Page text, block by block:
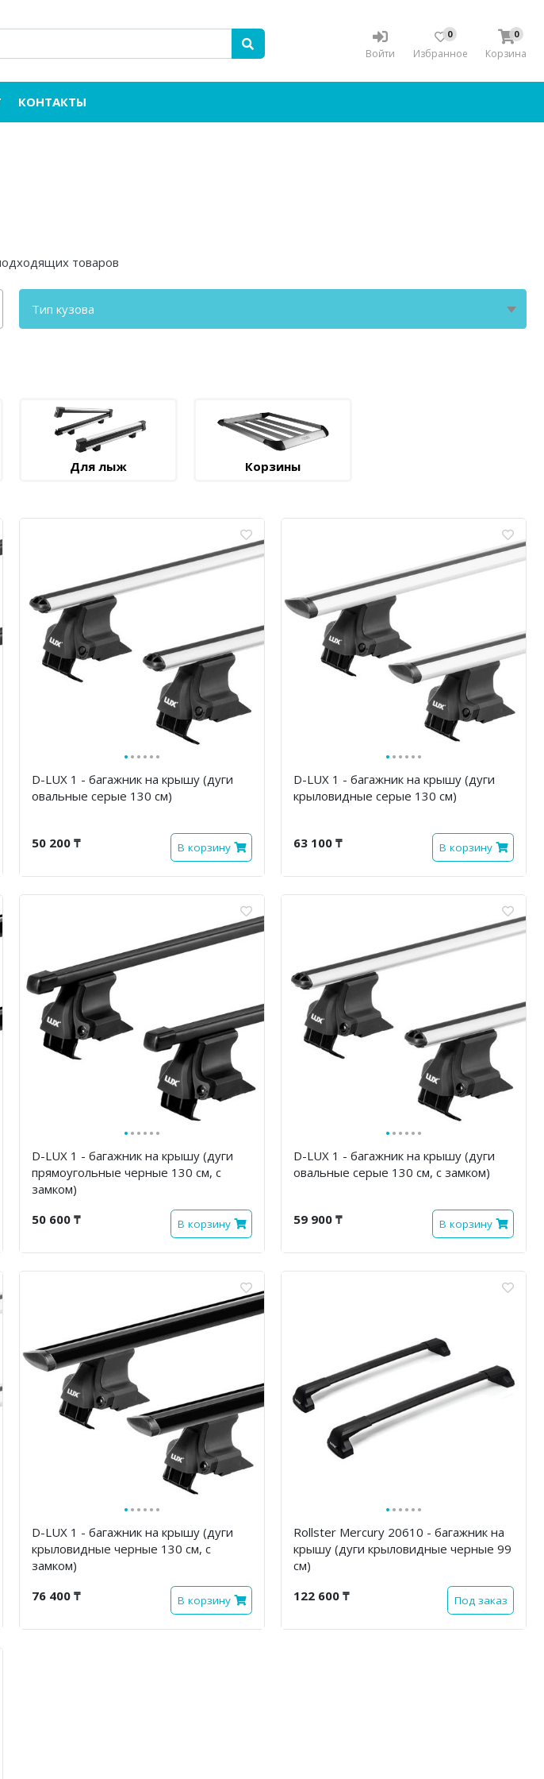
Войти
0
Избранное
0
Корзина
КОНТАКТЫ
товаров
Тип кузова
Для лыж Корзины
······
D-LUX 1 - багажник на крышу (дуги
овальные серые 130 см)
50 200 ₸ В корзину
······
D-LUX 1 - багажник на крышу (дуги
крыловидные серые 130 см)
63 100 ₸ В корзину
······
D-LUX 1 - багажник на крышу (дуги
прямоугольные черные 130 см, с
замком)
50 600 ₸
В корзину
······
D-LUX 1 - багажник на крышу (дуги
овальные серые 130 см, с замком)
59 900 ₸ В корзину
······
D-LUX 1 - багажник на крышу (дуги
крыловидные черные 130 см, с
замком)
76 400 ₸
В корзину
······
Rollster Mercury 20610 - багажник на
крышу (дуги крыловидные черные 99
см)
122 600 ₸
Под заказ